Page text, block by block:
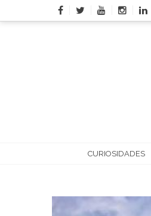
to
CURIOSIDADES